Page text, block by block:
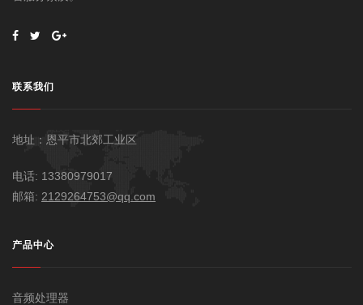
联系我们
地址：恩平市北郊工业区
电话: 13380979017
邮箱: 2129264753@qq.com
产品中心
音频处理器